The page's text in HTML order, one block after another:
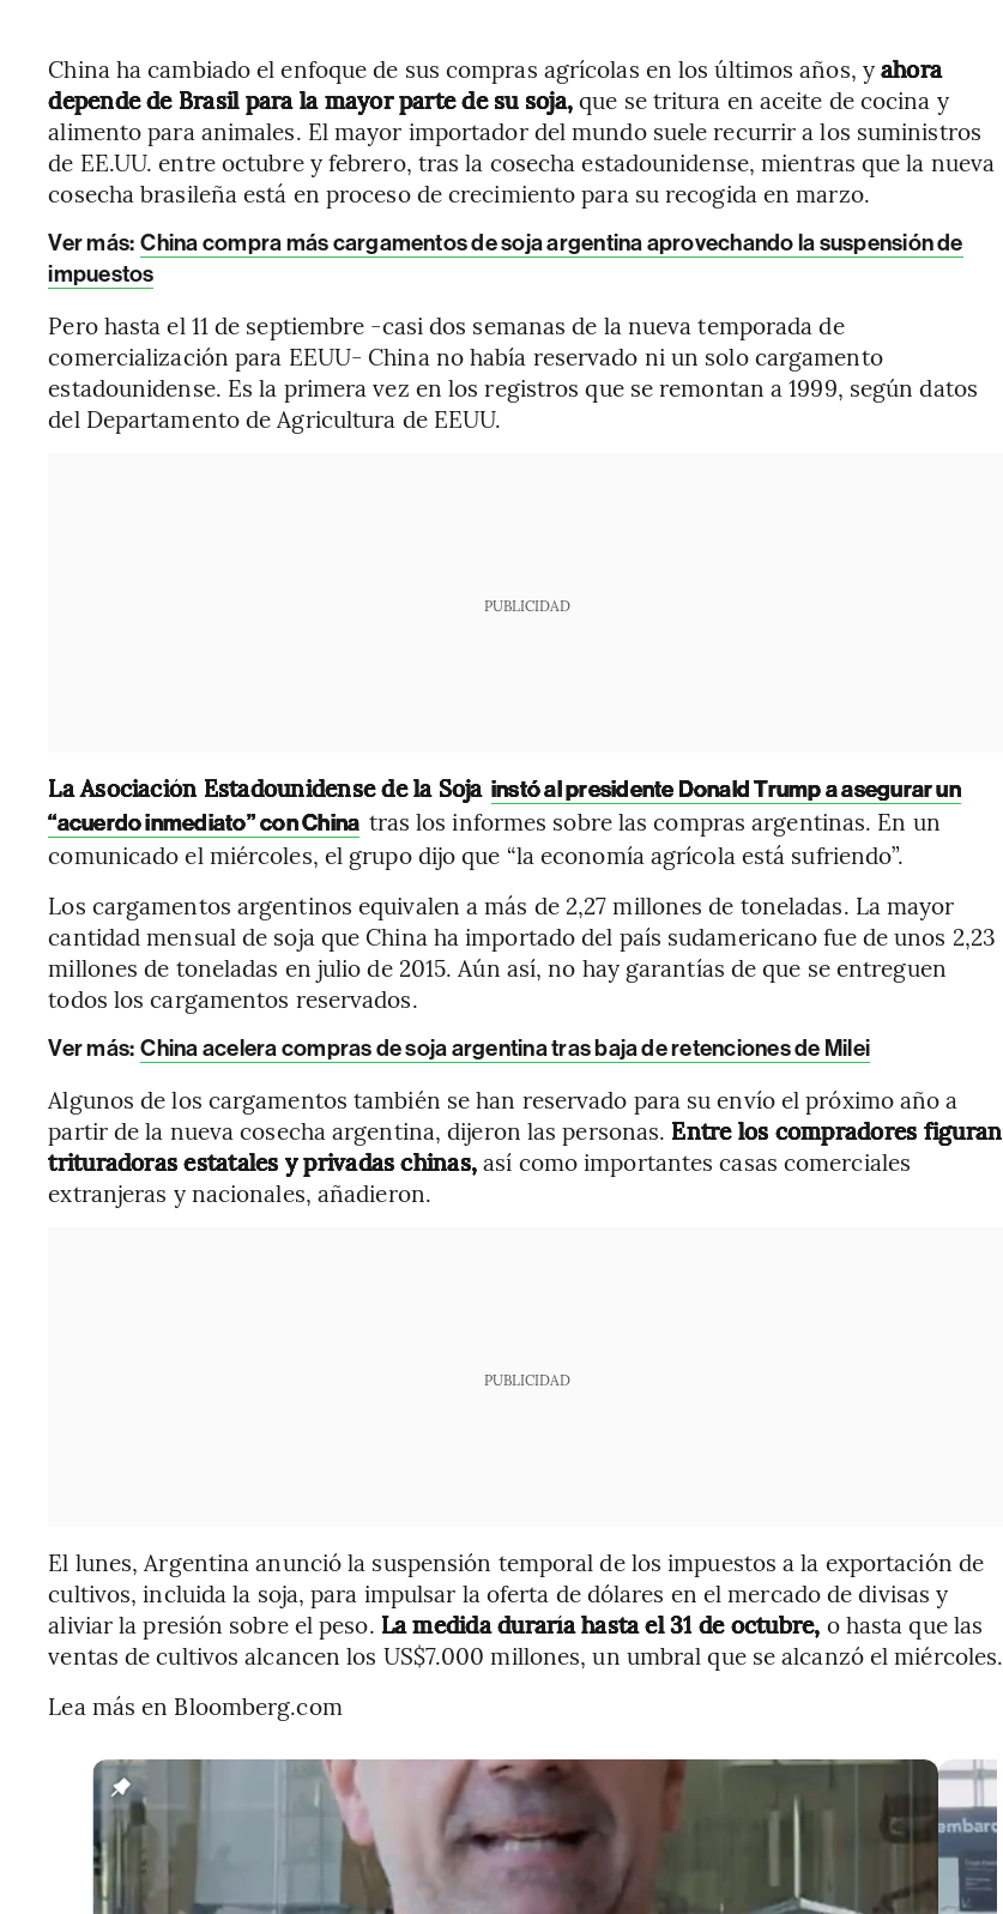
China ha cambiado el enfoque de sus compras agrícolas en los últimos años, yahora
depende de Brasil para la mayor parte de su soja,que se tritura en aceite de cocina y
alimento para animales. El mayor importador del mundo suele recurrir a los suministros
de EE.UU. entre octubre y febrero, tras la cosecha estadounidense, mientras que la nueva
cosecha brasileña está en proceso de crecimiento para su recogida en marzo.
Ver más: China compra más cargamentos de soja argentina aprovechando la suspensión de
impuestos
Pero hasta el 11 de septiembre -casi dos semanas de la nueva temporada de
comercialización para EEUU- China no había reservado ni un solo cargamento
estadounidense. Es la primera vez en los registros que se remontan a 1999, según datos
del Departamento de Agricultura de EEUU.
PUBLICIDAD
La Asociación Estadounidense de la Soja instó al presidente Donald Trump a asegurar un
“acuerdo inmediato” con China tras los informes sobre las compras argentinas. En un
comunicado el miércoles, el grupo dijo que “la economía agrícola está sufriendo”.
Los cargamentos argentinos equivalen a más de 2,27 millones de toneladas. La mayor
cantidad mensual de soja que China ha importado del país sudamericano fue de unos 2,23
millones de toneladas en julio de 2015. Aún así, no hay garantías de que se entreguen
todos los cargamentos reservados.
Ver más: China acelera compras de soja argentina tras baja de retenciones de Milei
Algunos de los cargamentos también se han reservado para su envío el próximo año a
partir de la nueva cosecha argentina, dijeron las personas. Entre los compradores figuran
trituradoras estatales y privadas chinas,así como importantes casas comerciales
extranjeras y nacionales, añadieron.
PUBLICIDAD
El lunes, Argentina anunció la suspensión temporal de los impuestos a la exportación de
cultivos, incluida la soja, para impulsar la oferta de dólares en el mercado de divisas y
aliviar la presión sobre el peso. La medida duraría hasta el 31 de octubre, o hasta que las
ventas de cultivos alcancen los US$7.000 millones, un umbral que se alcanzó el miércoles.
Lea más en Bloomberg.com